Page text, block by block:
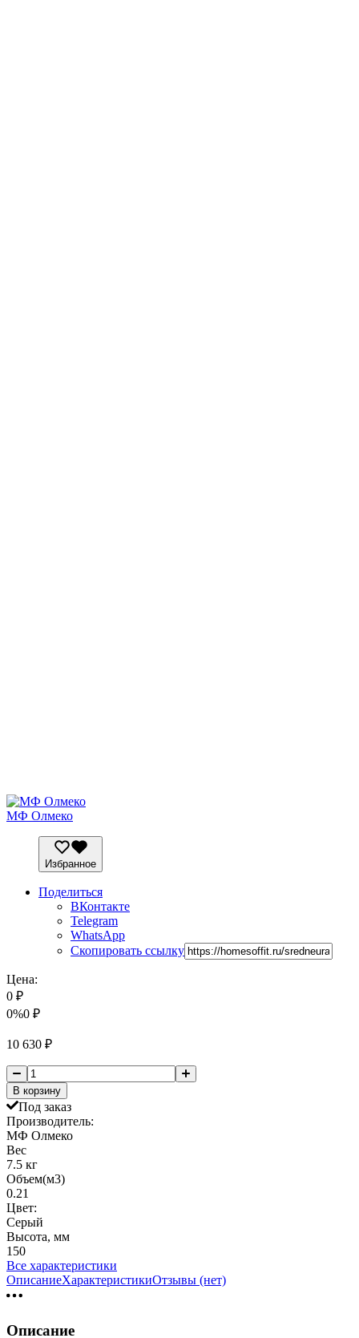
МФ Олмеко
Избранное
Поделиться
ВКонтакте
Telegram
WhatsApp
Скопировать ссылку
Цена:
0 ₽
0%0 ₽
10 630 ₽
В корзину
Под заказ
Производитель:
МФ Олмеко
Вес
7.5 кг
Объем(м3)
0.21
Цвет:
Серый
Высота, мм
150
Все характеристики
ОписаниеХарактеристикиОтзывы (нет)
Описание